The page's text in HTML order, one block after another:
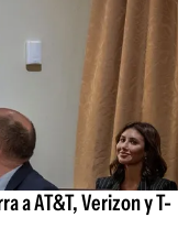
a AT&T, Verizon y T-